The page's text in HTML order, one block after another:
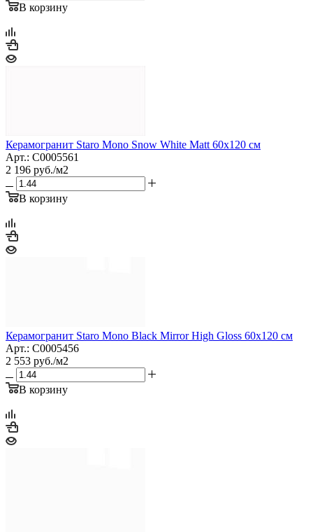
В корзину
Керамогранит Staro Mono Snow White Matt 60x120 см
Арт.: С0005561
2 196 руб./м2
В корзину
Керамогранит Staro Mono Black Mirror High Gloss 60x120 см
Арт.: С0005456
2 553 руб./м2
В корзину